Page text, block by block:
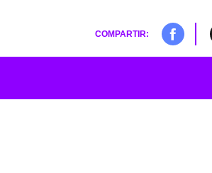
COMPARTIR: